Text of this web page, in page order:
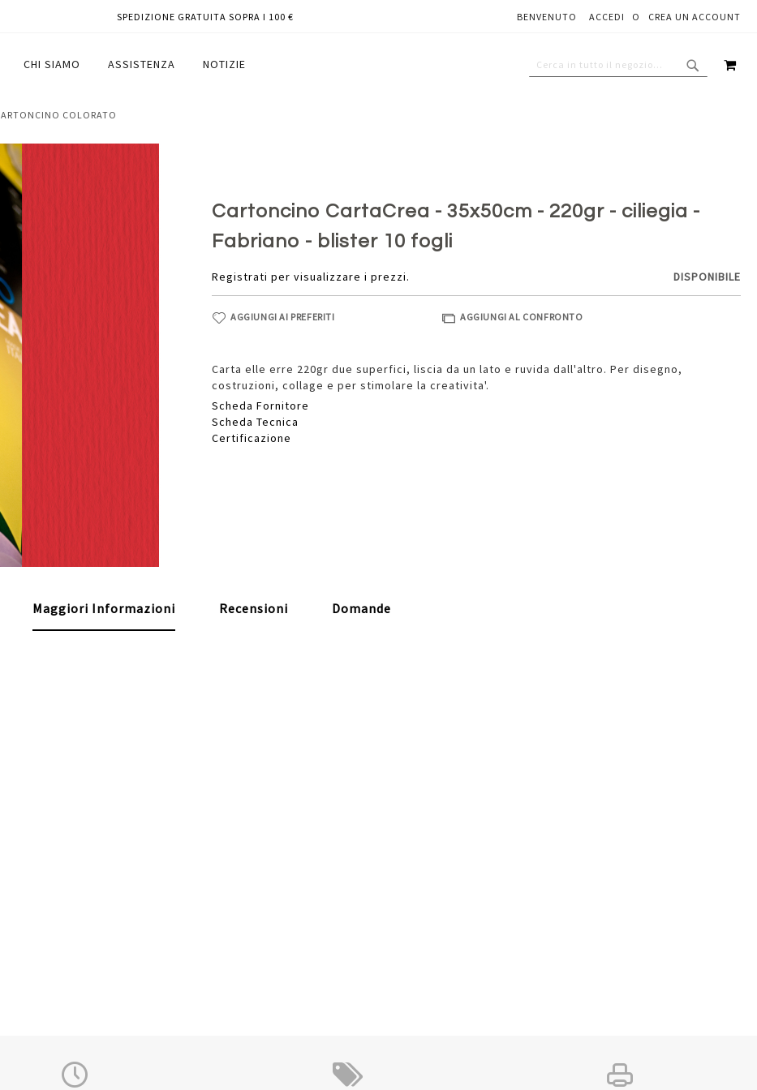
BENVENUTO ACCEDI CREA UN ACCOUNT
SPEDIZIONE GRATUITA SOPRA I 100 €
CHI SIAMO ASSISTENZA NOTIZIE
CARTONCINO COLORATO
Cartoncino CartaCrea - 35x50cm - 220gr - ciliegia -
Fabriano - blister 10 fogli
Registrati per visualizzare i prezzi. DISPONIBILE
AGGIUNGI AI PREFERITI AGGIUNGI AL CONFRONTO
Carta elle erre 220gr due superfici, liscia da un lato e ruvida dall'altro. Per disegno,
costruzioni, collage e per stimolare la creativita'.
Scheda Fornitore
Scheda Tecnica
Certificazione
Maggiori Informazioni Recensioni Domande